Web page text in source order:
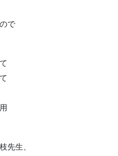
で
先生、